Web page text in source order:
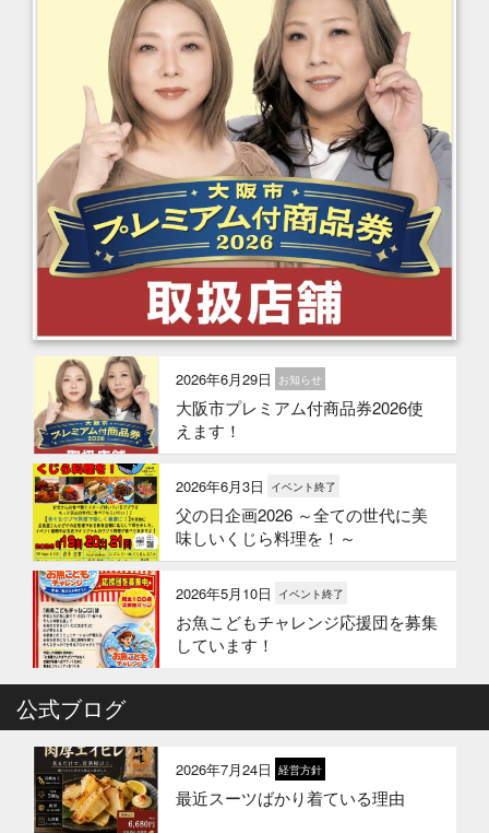
2026年6月29日 お知らせ
大阪市プレミアム付商品券2026使
えます！
2026年6月3日 イベント終了
父の日企画2026 ～全ての世代に美
味しいくじら料理を！～
2026年5月10日 イベント終了
お魚こどもチャレンジ応援団を募集
しています！
お魚こどもチャレンジ第10弾
2026年3月24日 イベント終了
公式ブログ
2026年7月24日 経営方針
最近スーツばかり着ている理由